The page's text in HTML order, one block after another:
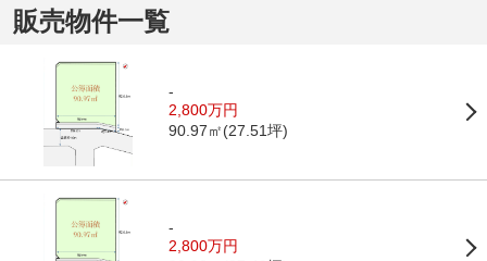
販売物件一覧
-
2,800万円
90.97㎡(27.51坪)
-
2,800万円